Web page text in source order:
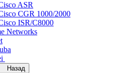
ASR
CGR 1000/2000
ISR/С8000
Networks
Назад